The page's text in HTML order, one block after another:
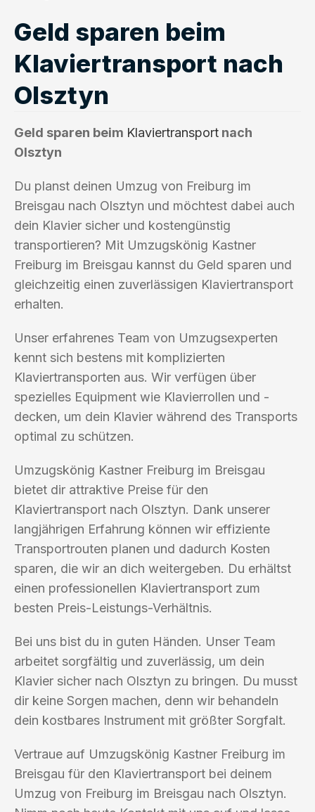
Geld sparen beim
Klaviertransport nach
Olsztyn
Geld sparen beim Klaviertransport nach
Olsztyn
Du planst deinen Umzug von Freiburg im
Breisgau nach Olsztyn und möchtest dabei auch
dein Klavier sicher und kostengünstig
transportieren? Mit Umzugskönig Kastner
Freiburg im Breisgau kannst du Geld sparen und
gleichzeitig einen zuverlässigen Klaviertransport
erhalten.
Unser erfahrenes Team von Umzugsexperten
kennt sich bestens mit komplizierten
Klaviertransporten aus. Wir verfügen über
spezielles Equipment wie Klavierrollen und -
decken, um dein Klavier während des Transports
optimal zu schützen.
Umzugskönig Kastner Freiburg im Breisgau
bietet dir attraktive Preise für den
Klaviertransport nach Olsztyn. Dank unserer
langjährigen Erfahrung können wir effiziente
Transportrouten planen und dadurch Kosten
sparen, die wir an dich weitergeben. Du erhältst
einen professionellen Klaviertransport zum
besten Preis-Leistungs-Verhältnis.
Bei uns bist du in guten Händen. Unser Team
arbeitet sorgfältig und zuverlässig, um dein
Klavier sicher nach Olsztyn zu bringen. Du musst
dir keine Sorgen machen, denn wir behandeln
dein kostbares Instrument mit größter Sorgfalt.
Vertraue auf Umzugskönig Kastner Freiburg im
Breisgau für den Klaviertransport bei deinem
Umzug von Freiburg im Breisgau nach Olsztyn.